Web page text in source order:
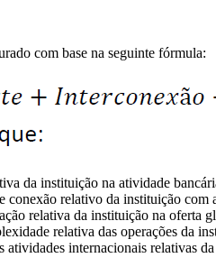
com base na seguinte fórmula:
da instituição na atividade
relativo da instituição
relativa da instituição na oferta
relativa das operações da
internacionais relativas